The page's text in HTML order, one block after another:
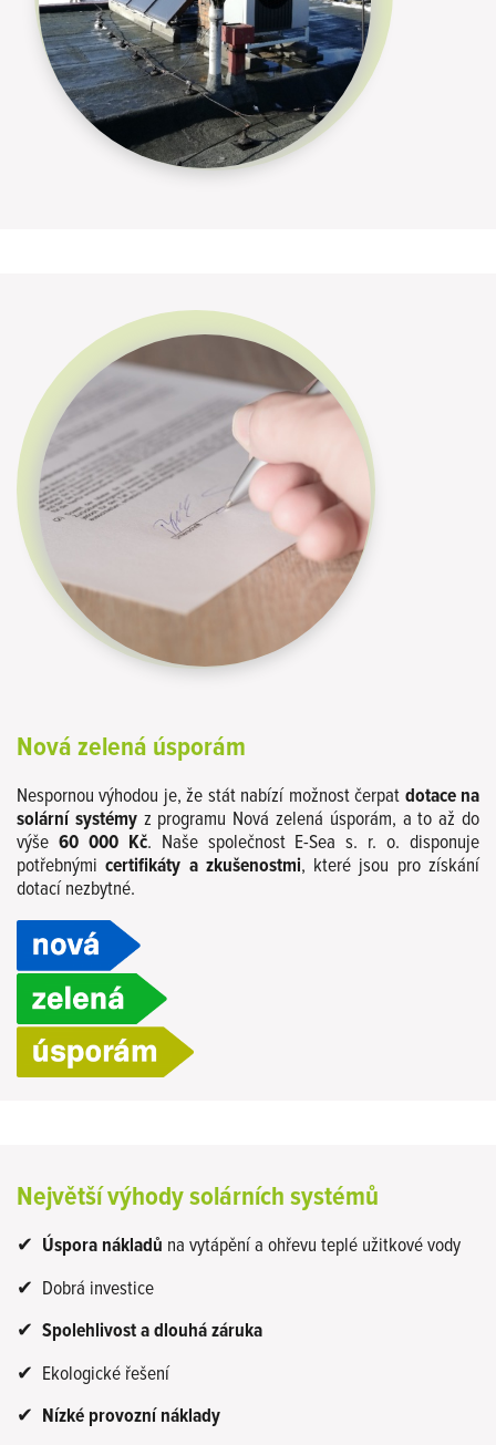
Nová zelená úsporám
Nespornou výhodou je, že stát nabízí možnost čerpat dotace na
solární systémyz programu Nová zelená úsporám, a to až do
výše 60 000 Kč. Naše společnost E-Sea s. r. o. disponuje
potřebnýmicertifikáty a zkušenostmi, které jsou pro získání
dotací nezbytné.
Největší výhody solárních systémů
✔ Úspora nákladů na vytápění a ohřevu teplé užitkové vody
✔ Dobrá investice
✔ Spolehlivost a dlouhá záruka
✔ Ekologické řešení
✔ Nízké provozní náklady